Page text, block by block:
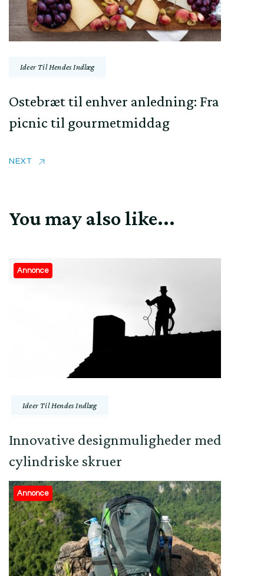
Ideer Til Hendes Indlæg
Ostebræt til enhver anledning: Fra
picnic til gourmetmiddag
NEXT
You may also like...
Annonce
Ideer Til Hendes Indlæg
Innovative designmuligheder med
cylindriske skruer
Annonce